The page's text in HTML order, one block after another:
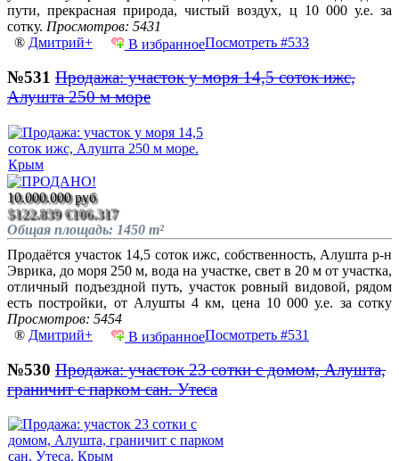
пути, прекрасная природа, чистый воздух, ц 10 000 у.е. за
сотку. Просмотров: 5431
® Дмитрий+ В избранноеПосмотреть #533
№531 Продажа: участок у моря 14,5 соток ижс,
Алушта 250 м море
10.000.000 руб
$122.839 €106.317
Общая площадь: 1450 m²
Продаётся участок 14,5 соток ижс, собственность, Алушта р-н
Эврика, до моря 250 м, вода на участке, свет в 20 м от участка,
отличный подъездной путь, участок ровный видовой, рядом
есть постройки, от Алушты 4 км, цена 10 000 у.е. за сотку
Просмотров: 5454
® Дмитрий+ В избранноеПосмотреть #531
№530 Продажа: участок 23 сотки с домом, Алушта,
граничит с парком сан. Утеса